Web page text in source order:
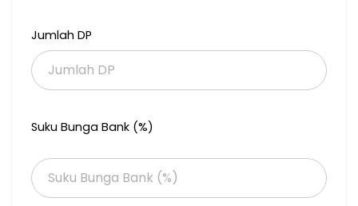
* 5 menit ke RS. Pertamina, RS. Islam, RS. Yarsi, Siloam Hospital
* 50m ke Indomaret, Alfamart, Alfamidi & Apotek 24 jam
* 500m menuju ke-3 pintu tol
#MRNM2
Tlp /wa 0878 7006 7888
Jumlah DP
Suku Bunga Bank (%)